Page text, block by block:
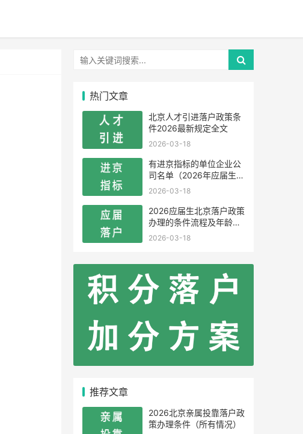
热门文章
北京人才引进落户政策条
件2026最新规定全文
2026-03-18
有进京指标的单位企业公
司名单（2026年应届生留
学生）
2026-03-18
2026应届生北京落户政策
办理的条件流程及年龄限
制
2026-03-18
推荐文章
2026北京亲属投靠落户政
策办理条件（所有情况）